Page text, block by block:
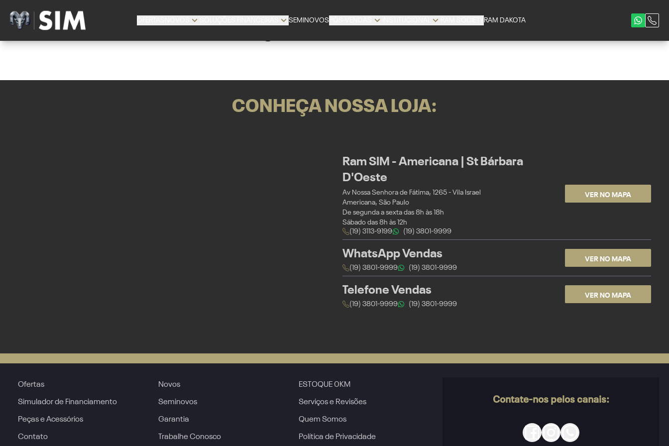
SEMINOVOS RAM DAKOTA
Página não encontrada
CONHEÇA NOSSA LOJA:
Ram SIM - Americana | St Bárbara
D'Oeste
Av Nossa Senhora de Fátima, 1265 - Vila Israel
Americana, São Paulo
De segunda a sexta das 8h às 18h
Sábado das 8h às 12h
(19) 3113-9199
(19) 3801-9999
VER NO MAPA
WhatsApp Vendas
(19) 3801-9999 (19) 3801-9999
VER NO MAPA
Telefone Vendas
(19) 3801-9999 (19) 3801-9999
VER NO MAPA
Ofertas Novos ESTOQUE 0KM
Simulador de Financiamento Seminovos Serviços e Revisões
Peças e Acessórios Garantia Quem Somos
Contato Trabalhe Conosco Política de Privacidade
Contate-nos pelos canais: